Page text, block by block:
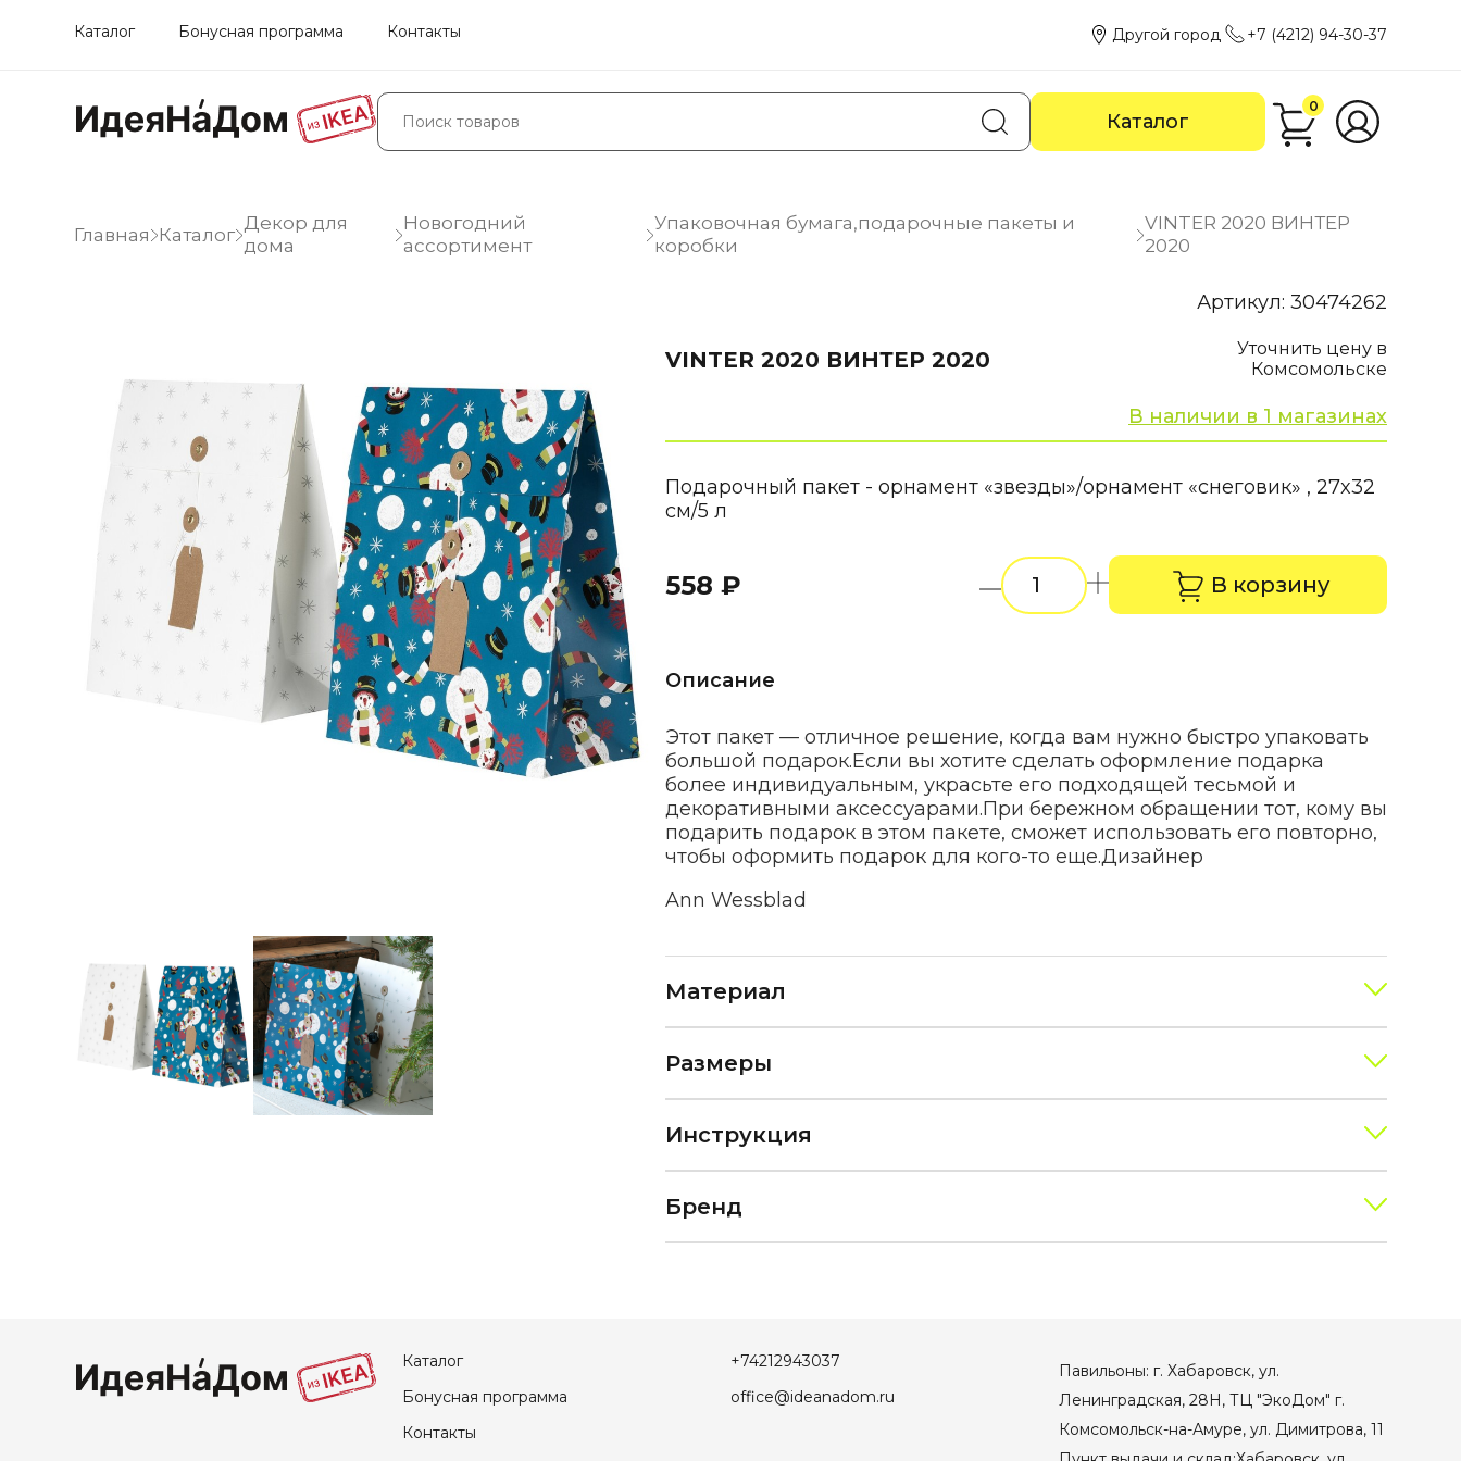
Каталог Бонусная программа Контакты Другой город +7 (4212) 94-30-37
Каталог
0
Главная Каталог
Декор для
дома
Новогодний
ассортимент
Упаковочная бумага,подарочные пакеты и
коробки
VINTER 2020 ВИНТЕР
2020
VINTER 2020 ВИНТЕР 2020
Артикул: 30474262
Уточнить цену в
Комсомольске
В наличии в 1 магазинах
Подарочный пакет - орнамент «звезды»/орнамент «снеговик» , 27x32
см/5 л
558 ₽ В корзину
Описание
Этот пакет — отличное решение, когда вам нужно быстро упаковать
большой подарок.Если вы хотите сделать оформление подарка
более индивидуальным, украсьте его подходящей тесьмой и
декоративными аксессуарами.При бережном обращении тот, кому вы
подарить подарок в этом пакете, сможет использовать его повторно,
чтобы оформить подарок для кого-то еще.Дизайнер
Ann Wessblad
Материал
Размеры
Инструкция
Бренд
Каталог
Бонусная программа
Контакты
+74212943037
office@ideanadom.ru
Павильоны: г. Хабаровск, ул.
Ленинградская, 28Н, ТЦ "ЭкоДом" г.
Комсомольск-на-Амуре, ул. Димитрова, 11